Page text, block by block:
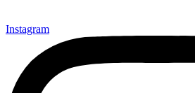
Instagram